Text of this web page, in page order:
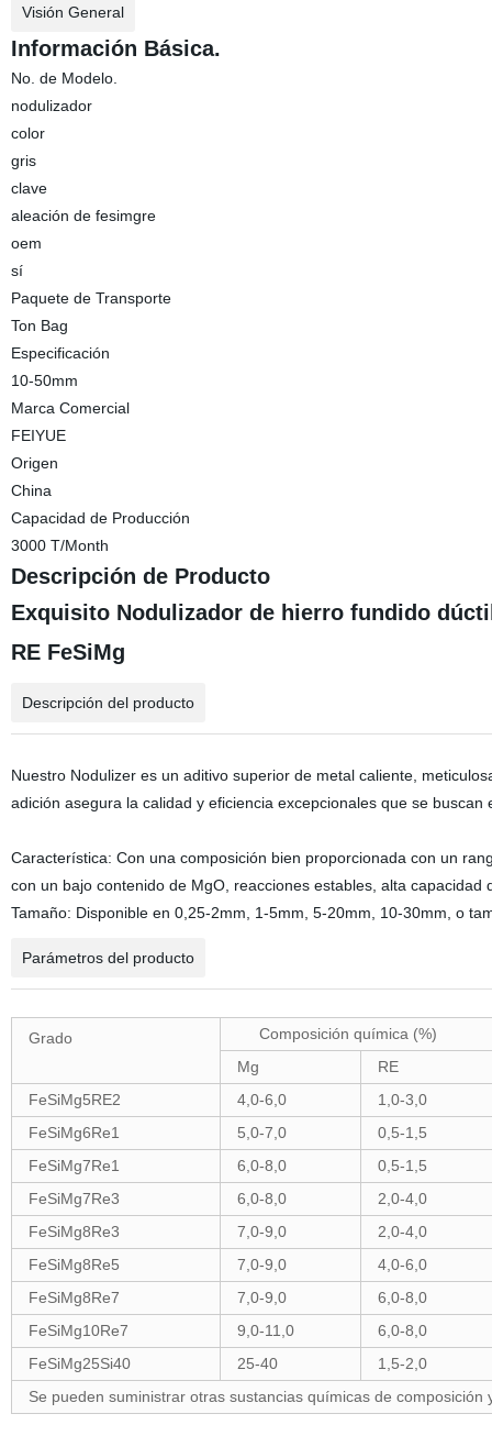
Visión General
Información Básica.
No. de Modelo.
nodulizador
color
gris
clave
aleación de fesimgre
oem
sí
Paquete de Transporte
Ton Bag
Especificación
10-50mm
Marca Comercial
FEIYUE
Origen
China
Capacidad de Producción
3000 T/Month
Descripción de Producto
Exquisito Nodulizador de hierro fundido
RE FeSiMg
Descripción del producto
Nuestro Nodulizer es un aditivo superior de metal caliente,
adición asegura la calidad y eficiencia excepcionales que se
Característica: Con una composición bien proporcionada con un
con un bajo contenido de MgO, reacciones estables, alta
Tamaño: Disponible en 0,25-2mm, 1-5mm, 5-20mm, 10-30mm, o
Parámetros del producto
Grado
Composición química (%)
Mg
RE
FeSiMg5RE2
4,0-6,0
1,0-3,0
FeSiMg6Re1
5,0-7,0
0,5-1,5
FeSiMg7Re1
6,0-8,0
0,5-1,5
FeSiMg7Re3
6,0-8,0
2,0-4,0
FeSiMg8Re3
7,0-9,0
2,0-4,0
FeSiMg8Re5
7,0-9,0
4,0-6,0
FeSiMg8Re7
7,0-9,0
6,0-8,0
FeSiMg10Re7
9,0-11,0
6,0-8,0
FeSiMg25Si40
25-40
1,5-2,0
Se pueden suministrar otras sustancias químicas de composición